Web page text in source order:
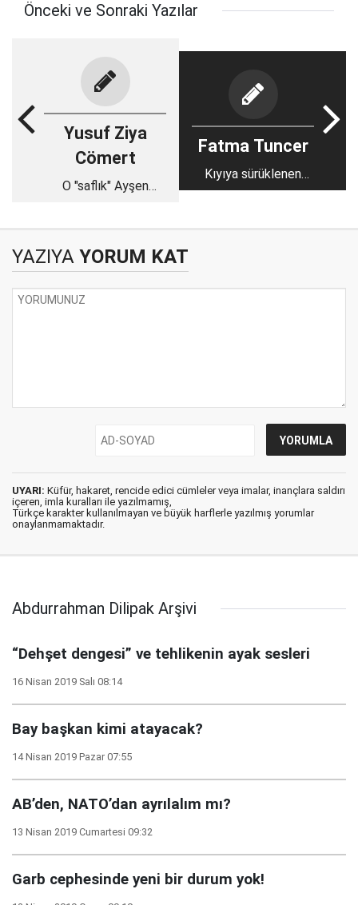
Önceki ve Sonraki Yazılar
Yusuf Ziya
Cömert
O "saflık" Ayşen
Fatma Tuncer
Kıyıya sürüklenen
hayatlar
YAZIYA YORUM KAT
UYARI: Küfür, hakaret, rencide edici cümleler veya imalar, inançlara saldırı
içeren, imla kuralları ile yazılmamış,
Türkçe karakter kullanılmayan ve büyük harflerle yazılmış yorumlar
onaylanmamaktadır.
Abdurrahman Dilipak Arşivi
“Dehşet dengesi” ve tehlikenin ayak sesleri
16 Nisan 2019 Salı 08:14
Bay başkan kimi atayacak?
14 Nisan 2019 Pazar 07:55
AB’den, NATO’dan ayrılalım mı?
13 Nisan 2019 Cumartesi 09:32
Garb cephesinde yeni bir durum yok!